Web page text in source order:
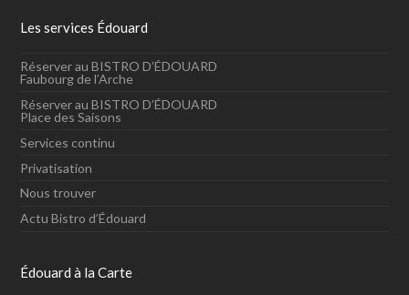
Les services Édouard
Réserver au BISTRO D’ÉDOUARD
Faubourg de l’Arche
Réserver au BISTRO D’ÉDOUARD
Place des Saisons
Services continu
Privatisation
Nous trouver
Actu Bistro d’Édouard
Édouard à la Carte